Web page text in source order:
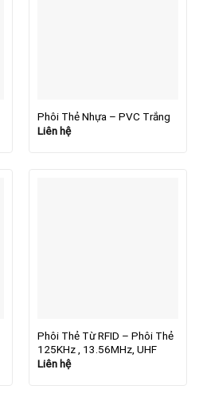
Phôi Thẻ Nhựa – PVC Trắng
Liên hệ
Phôi Thẻ Từ RFID – Phôi Thẻ
125KHz , 13.56MHz, UHF
Liên hệ